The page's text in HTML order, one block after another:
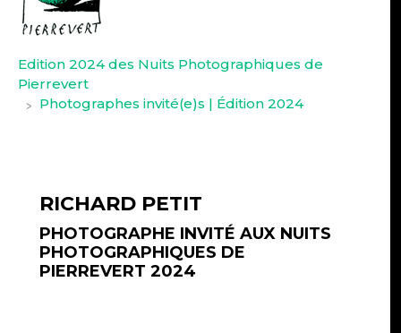
Edition 2024 des Nuits Photographiques de
Pierrevert
> Photographes invité(e)s | Édition 2024
RICHARD PETIT
PHOTOGRAPHE INVITÉ AUX NUITS
PHOTOGRAPHIQUES DE
PIERREVERT 2024